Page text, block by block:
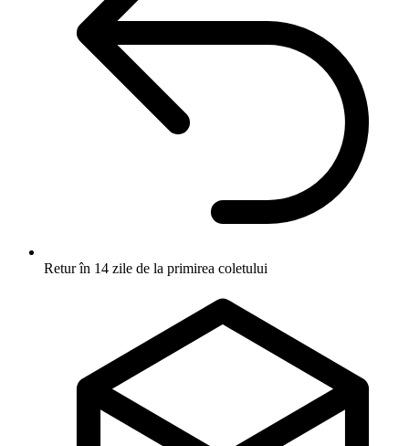
Retur în 14 zile de la primirea coletului